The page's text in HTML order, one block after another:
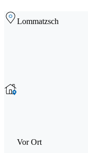
Lommatzsch
Vor Ort